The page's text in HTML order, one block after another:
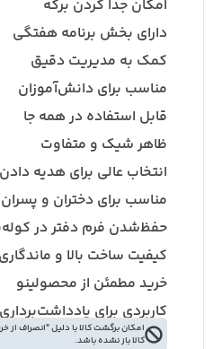
امکان جدا کردن برگه
دارای بخش برنامه هفتگی
کمک به مدیریت دقیق
مناسب برای دانش‌آموزان
قابل استفاده در همه جا
ظاهر شیک و متفاوت
انتخاب عالی برای هدیه دادن
مناسب برای دختران و پسران
حفظ‌شدن فرم دفتر در
کیفیت ساخت بالا و ماندگاری
خرید مطمئن از محصولینو
کاربردی برای یادداشت‌برداری
امکان برگشت کالا با دلیل "انصراف
کالا باز نشده باشد.